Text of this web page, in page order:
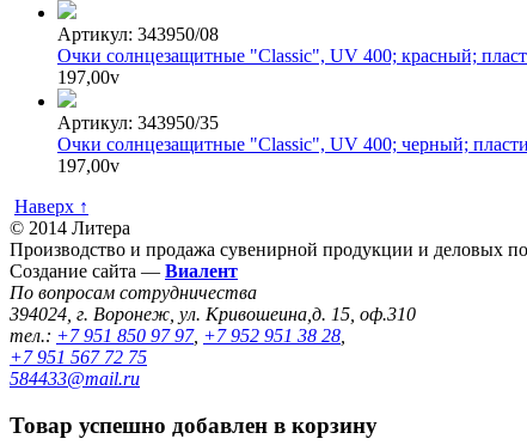
Артикул: 343950/08
Очки солнцезащитные "Classic", UV 400; красный;
197,00v
Артикул: 343950/35
Очки солнцезащитные "Classic", UV 400; черный;
197,00v
Наверх ↑
© 2014 Литера
Производство и продажа сувенирной продукции и деловых
Создание сайта — Виалент
По вопросам сотрудничества
394024, г. Воронеж, ул. Кривошеина,д. 15, оф.310
тел.: +7 951 850 97 97, +7 952 951 38 28
+7 951 567 72 75
584433@mail.ru
Товар успешно добавлен в корзину